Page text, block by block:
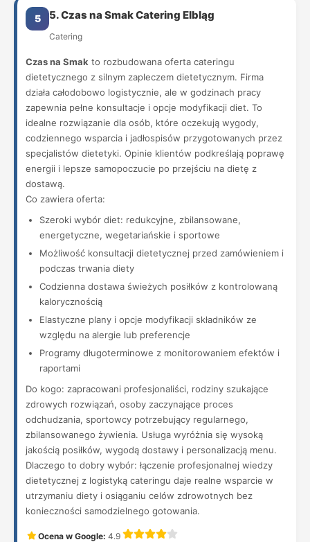
5 5. Czas na Smak Catering Elbląg
Catering
Czas na Smak to rozbudowana oferta cateringu
dietetycznego z silnym zapleczem dietetycznym. Firma
działa całodobowo logistycznie, ale w godzinach pracy
zapewnia pełne konsultacje i opcje modyfikacji diet. To
idealne rozwiązanie dla osób, które oczekują wygody,
codziennego wsparcia i jadłospisów przygotowanych przez
specjalistów dietetyki. Opinie klientów podkreślają poprawę
energii i lepsze samopoczucie po przejściu na dietę z
dostawą.
Co zawiera oferta:
Szeroki wybór diet: redukcyjne, zbilansowane,
energetyczne, wegetariańskie i sportowe
Możliwość konsultacji dietetycznej przed zamówieniem i
podczas trwania diety
Codzienna dostawa świeżych posiłków z kontrolowaną
kalorycznością
Elastyczne plany i opcje modyfikacji składników ze
względu na alergie lub preferencje
Programy długoterminowe z monitorowaniem efektów i
raportami
Do kogo: zapracowani profesjonaliści, rodziny szukające
zdrowych rozwiązań, osoby zaczynające proces
odchudzania, sportowcy potrzebujący regularnego,
zbilansowanego żywienia. Usługa wyróżnia się wysoką
jakością posiłków, wygodą dostawy i personalizacją menu.
Dlaczego to dobry wybór: łączenie profesjonalnej wiedzy
dietetycznej z logistyką cateringu daje realne wsparcie w
utrzymaniu diety i osiąganiu celów zdrowotnych bez
konieczności samodzielnego gotowania.
Ocena w Google: 4.9